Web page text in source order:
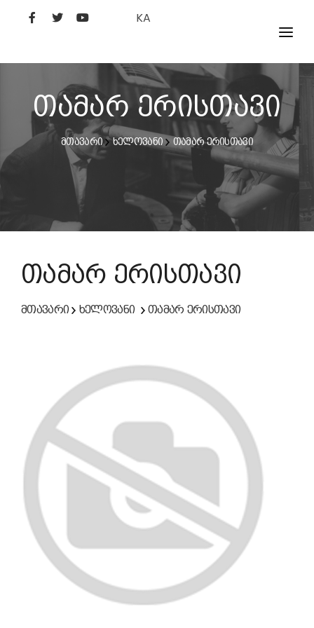
KA
ᲤᲘᲚᲛᲔᲑᲘ
ᲮᲔᲚᲝᲕᲐᲜᲘ
ᲙᲘᲜᲝᲡᲢᲣᲓᲘᲐ
ᲙᲘᲜᲝᲐᲙᲐᲓᲔᲛᲘᲐ
თამარ ერისთავი
მთავარი ხელოვანი თამარ ერისთავი
თამარ ერისთავი
მთავარი ხელოვანი თამარ ერისთავი